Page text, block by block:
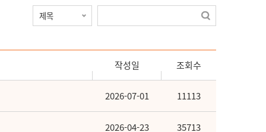
작성일 조회수
2026-07-01 11113
2026-04-23 35713